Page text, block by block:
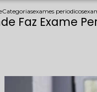
Categoriasexames periodicos
Faz Exame